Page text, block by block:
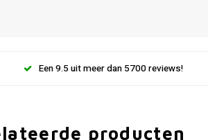
Een 9.5 uit meer dan 5700 reviews!
producten